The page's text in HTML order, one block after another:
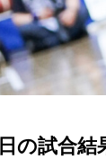
の試合